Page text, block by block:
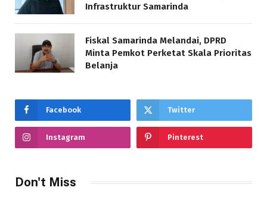
Infrastruktur Samarinda
Fiskal Samarinda Melandai, DPRD
Minta Pemkot Perketat Skala Prioritas
Belanja
Facebook Twitter
Instagram Pinterest
Don't Miss